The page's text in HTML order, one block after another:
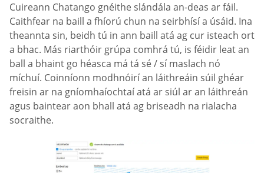
Cuireann Chatango gnéithe slándála an-deas ar fáil.
Caithfear na baill a fhíorú chun na seirbhísí a úsáid. Ina
theannta sin, beidh tú in ann baill atá ag cur isteach ort
a bhac. Más riarthóir grúpa comhrá tú, is féidir leat an
ball a bhaint go héasca má tá sé / sí maslach nó
míchuí. Coinníonn modhnóirí an láithreáin súil ghéar
freisin ar na gníomhaíochtaí atá ar siúl ar an láithreán
agus baintear aon bhall atá ag briseadh na rialacha
socraithe.